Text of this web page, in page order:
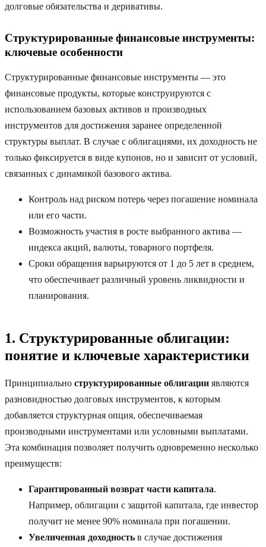
долговые обязательства и деривативы.
Структурированные финансовые инструменты:
ключевые особенности
Структурированные финансовые инструменты — это
финансовые продукты, которые конструируются с
использованием базовых активов и производных
инструментов для достижения заранее определенной
структуры выплат. В случае с облигациями, их доходность не
только фиксируется в виде купонов, но и зависит от условий,
связанных с динамикой базового актива.
Контроль над риском потерь через погашение номинала
или его части.
Возможность участия в росте выбранного актива —
индекса акций, валюты, товарного портфеля.
Сроки обращения варьируются от 1 до 5 лет в среднем,
что обеспечивает различный уровень ликвидности и
планирования.
1. Структурированные облигации:
понятие и ключевые характеристики
Принципиально структурированные облигации являются
разновидностью долговых инструментов, к которым
добавляется структурная опция, обеспечиваемая
производными инструментами или условными выплатами.
Эта комбинация позволяет получить одновременно несколько
преимуществ:
Гарантированный возврат части капитала.
Например, облигации с защитой капитала, где инвестор
получит не менее 90% номинала при погашении.
Увеличенная доходность в случае достижения